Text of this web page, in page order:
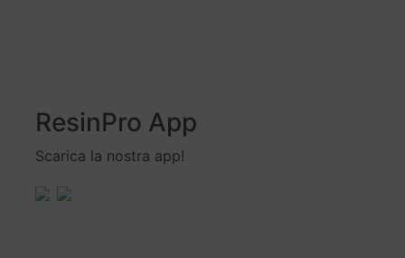
ResinPro App
Scarica la nostra app!